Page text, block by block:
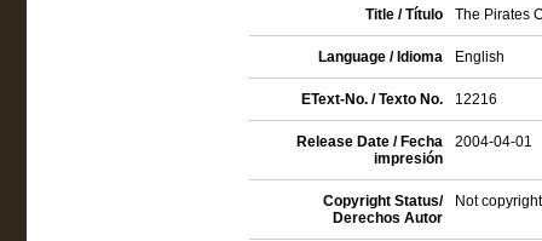
Title / Título The Pirates
Language / Idioma English
EText-No. / Texto No. 12216
Release Date / Fecha
impresión
2004-04-01
Copyright Status/
Derechos Autor
Not